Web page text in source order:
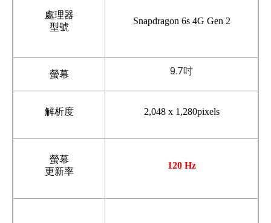
處理器
型號
Snapdragon 6s 4G Gen 2
螢幕 9.7吋
解析度 2,048 x 1,280pixels
螢幕
更新率
120 Hz